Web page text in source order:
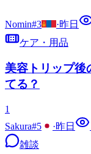
Nomin#3 ·昨日
ケア・用品
美容トリップ
てる？
1
Sakura#5
·昨日
雑談